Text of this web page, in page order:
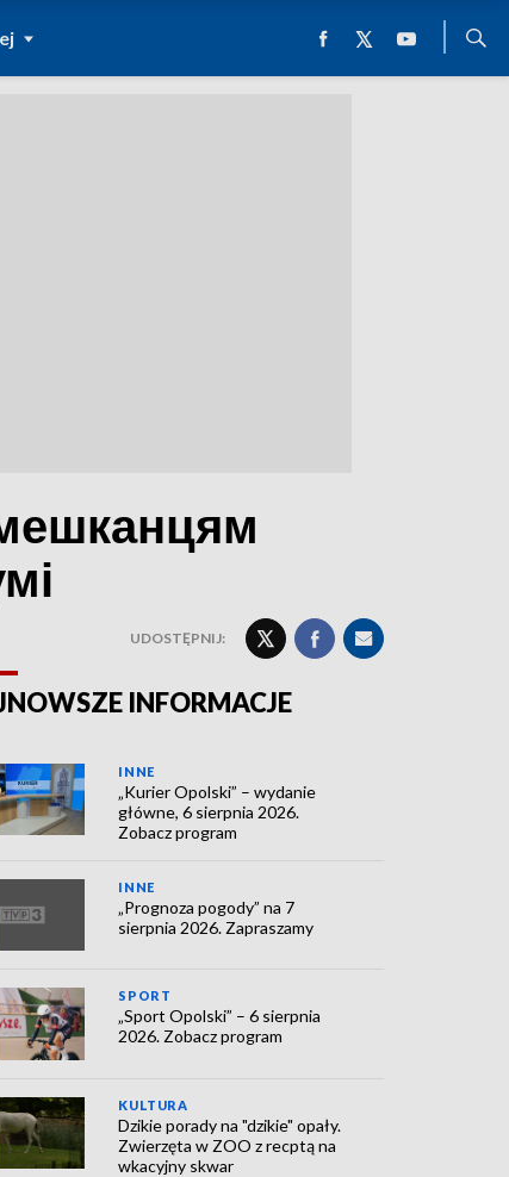
UDOSTĘPNIJ:
INFORMACJE
INNE
„Kurier Opolski” – wydanie
główne, 6 sierpnia 2026.
Zobacz program
INNE
„Prognoza pogody” na 7
sierpnia 2026. Zapraszamy
SPORT
„Sport Opolski” – 6 sierpnia
2026. Zobacz program
KULTURA
Dzikie porady na "dzikie" opały.
Zwierzęta w ZOO z recptą na
wkacyjny skwar